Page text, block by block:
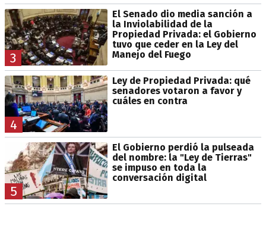
3
El Senado dio media sanción a
la Inviolabilidad de la
Propiedad Privada: el Gobierno
tuvo que ceder en la Ley del
Manejo del Fuego
4
Ley de Propiedad Privada: qué
senadores votaron a favor y
cuáles en contra
5
El Gobierno perdió la pulseada
del nombre: la "Ley de Tierras"
se impuso en toda la
conversación digital